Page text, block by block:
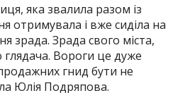
яка звалила разом із
отримувала і вже сиділа на
зрада. Зрада свого міста,
глядача. Вороги це дуже
гнид бути не
Юлія Подряпова.